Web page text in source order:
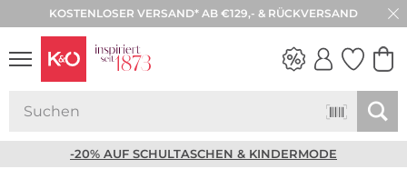
KOSTENLOSER VERSAND* AB €129,- & RÜCKVERSAND
-20% AUF SCHULTASCHEN & KINDERMODE